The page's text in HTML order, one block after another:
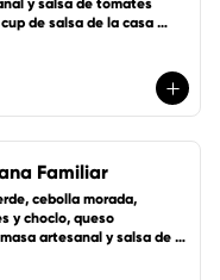
y salsa de tomates
de salsa de la casa
Familiar
cebolla morada,
y choclo, queso
artesanal y salsa de